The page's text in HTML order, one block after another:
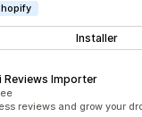
Installer
Reviews Importer
reviews and grow your